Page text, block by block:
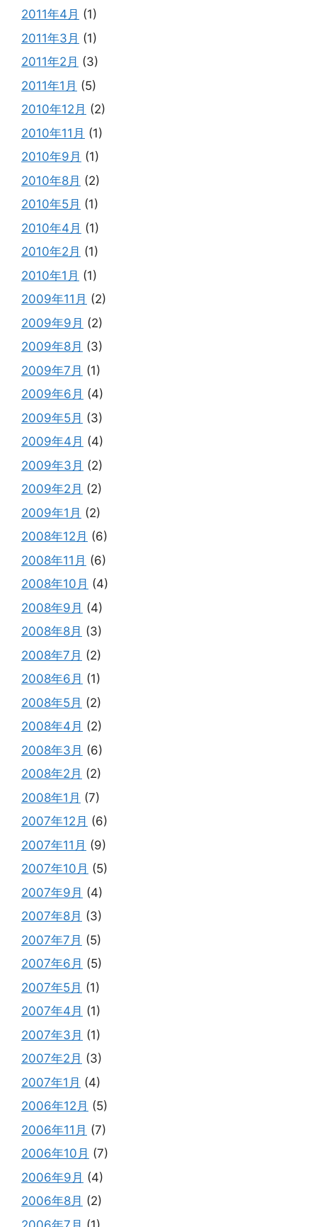
2011年4月 (1)
2011年3月 (1)
2011年2月 (3)
2011年1月 (5)
2010年12月 (2)
2010年11月 (1)
2010年9月 (1)
2010年8月 (2)
2010年5月 (1)
2010年4月 (1)
2010年2月 (1)
2010年1月 (1)
2009年11月 (2)
2009年9月 (2)
2009年8月 (3)
2009年7月 (1)
2009年6月 (4)
2009年5月 (3)
2009年4月 (4)
2009年3月 (2)
2009年2月 (2)
2009年1月 (2)
2008年12月 (6)
2008年11月 (6)
2008年10月 (4)
2008年9月 (4)
2008年8月 (3)
2008年7月 (2)
2008年6月 (1)
2008年5月 (2)
2008年4月 (2)
2008年3月 (6)
2008年2月 (2)
2008年1月 (7)
2007年12月 (6)
2007年11月 (9)
2007年10月 (5)
2007年9月 (4)
2007年8月 (3)
2007年7月 (5)
2007年6月 (5)
2007年5月 (1)
2007年4月 (1)
2007年3月 (1)
2007年2月 (3)
2007年1月 (4)
2006年12月 (5)
2006年11月 (7)
2006年10月 (7)
2006年9月 (4)
2006年8月 (2)